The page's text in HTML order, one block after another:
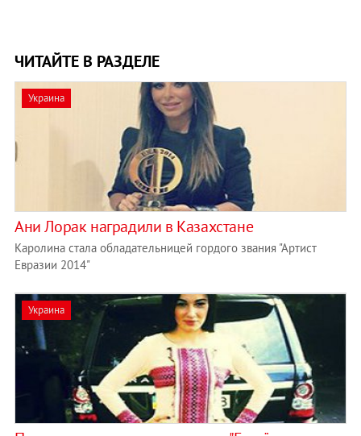
ЧИТАЙТЕ В РАЗДЕЛЕ
Украина
Ани Лорак наградили в Казахстане
Каролина стала обладательницей гордого звания "Артист
Евразии 2014"
Украина